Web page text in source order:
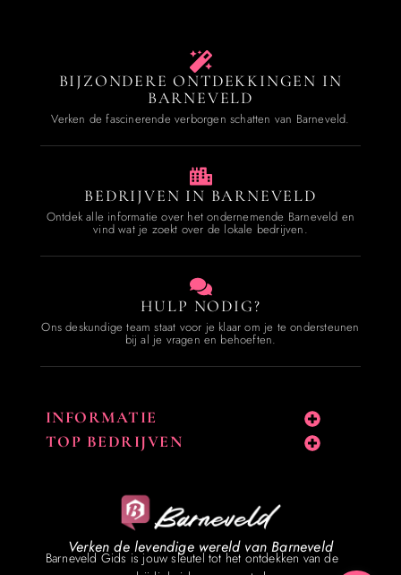
BIJZONDERE ONTDEKKINGEN IN
BARNEVELD
Verken de fascinerende verborgen schatten van Barneveld.
BEDRIJVEN IN BARNEVELD
Ontdek alle informatie over het ondernemende Barneveld en
vind wat je zoekt over de lokale bedrijven.
HULP NODIG?
Ons deskundige team staat voor je klaar om je te ondersteunen
bij al je vragen en behoeften.
INFORMATIE
TOP BEDRIJVEN
Verken de levendige wereld van Barneveld
Barneveld Gids is jouw sleutel tot het ontdekken van de